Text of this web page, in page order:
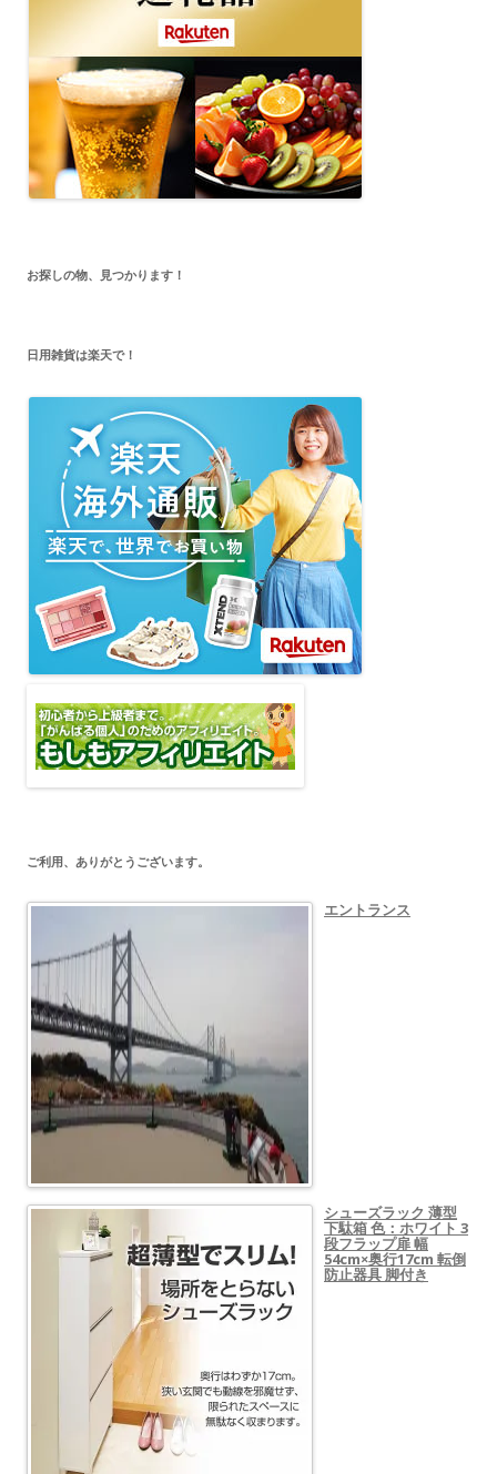
お探しの物、見つかります！
日用雑貨は楽天で！
ご利用、ありがとうございます。
エントランス
シューズラック 薄型
下駄箱 色：ホワイト 3
段フラップ扉 幅
54cm×奥行17cm 転倒
防止器具 脚付き